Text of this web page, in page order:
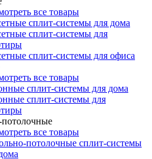
все товары
сплит-системы для дома
сплит-системы для
сплит-системы для офиса
все товары
сплит-системы для дома
сплит-системы для
все товары
потолочные сплит-системы